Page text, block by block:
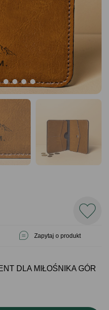
Zapytaj o produkt
DLA MIŁOŚNIKA GÓR